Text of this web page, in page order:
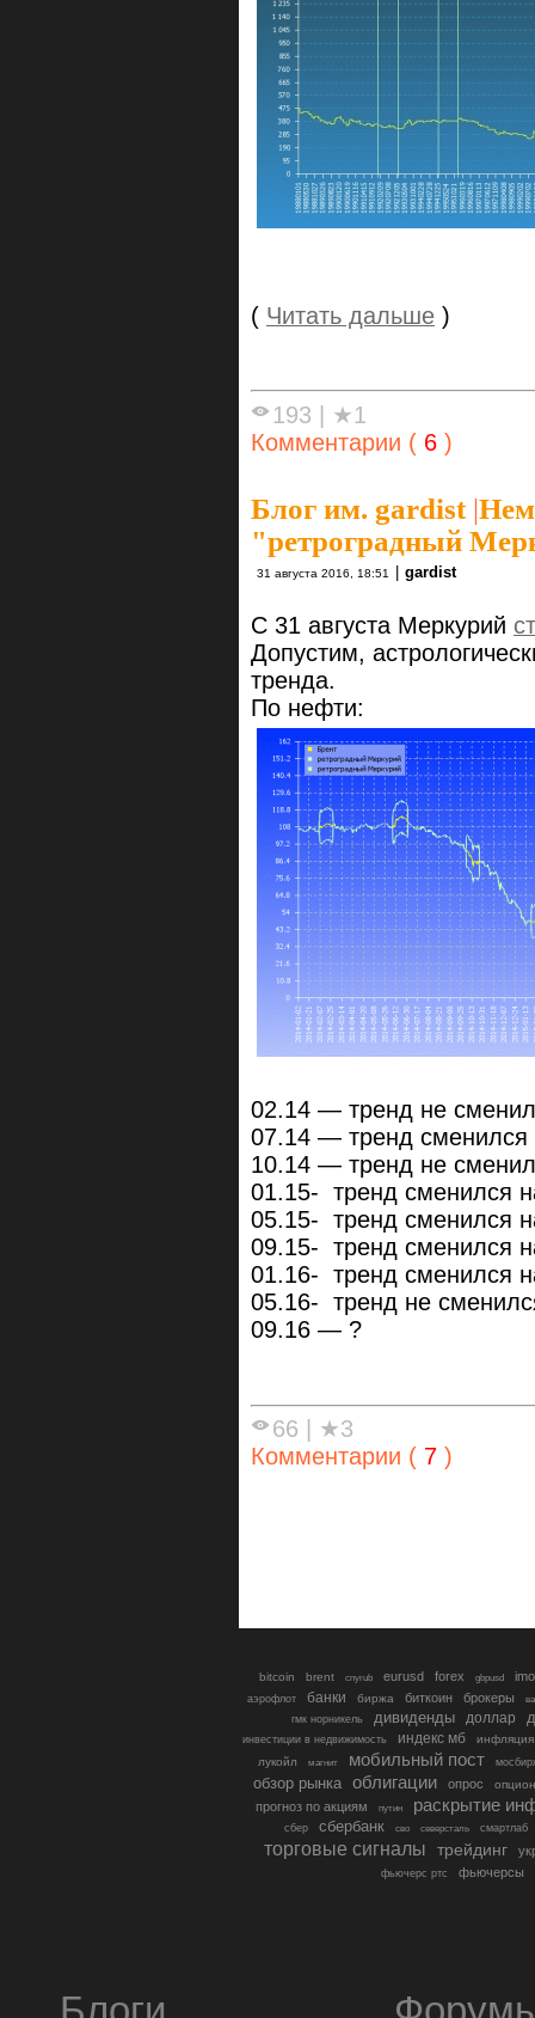
( Читать дальше )
193
★1
Комментарии ( 6 )
Блог им. gardist|
"ретроградный
31 августа 2016, 18:51 gardist
С 31 августа Меркурий
Допустим,
тренда.
По нефти:
02.14 — тренд не
07.14 — тренд сменился
10.14 — тренд не
01.15- тренд сменился
05.15- тренд сменился
09.15- тренд сменился
01.16- тренд сменился
05.16- тренд не
09.16 — ?
66
★3
Комментарии ( 7 )
bitcoin brent cnyrub eurusd forex gbpusd
аэрофлот банки биржа биткоин брокеры
гмк норникель
дивиденды доллар
инвестиции в недвижимость индекс мб
инфляция
лукойл
магнит мобильный пост
обзор рынка облигации опрос
прогноз по акциям путин раскрытие
сбер сбербанк сво северсталь смартлаб
торговые сигналы трейдинг
фьючерс ртс фьючерсы